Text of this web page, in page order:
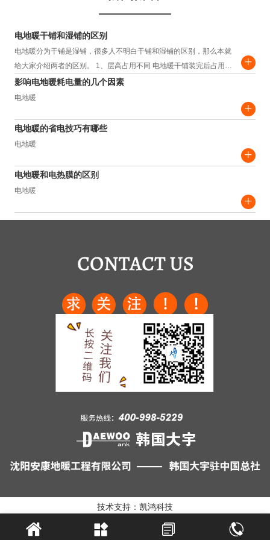
电地暖干铺和湿铺的区别
电地暖分为干铺是湿铺，很多人不明白干铺和湿铺的区别，那么本就
给大家介绍两者的区别。 1、层高占用不同 电地暖干铺装完后占用层
高约为3.5-4.5cm，而湿铺装完...
+
影响电地暖耗电量的几个因素
电地暖
+
电地暖的省电技巧有哪些
电地暖
+
电地暖和电热膜的区别
电地暖
+
技术支持：凯鸿科技
   